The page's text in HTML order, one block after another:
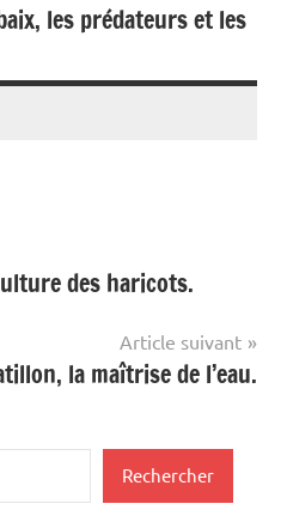
les prédateurs et les
des haricots.
Article suivant
la maîtrise de l’eau.
Rechercher